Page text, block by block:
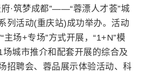
府·筑梦成都”——“蓉漂人才荟”城
列活动(重庆站)成功举办。活动
主场+专场”方式开展，“1+N”模
场城市推介和配套开展的综合及
招聘会、蓉品展示体验活动、科